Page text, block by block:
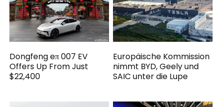
Dongfeng eπ 007 EV
Offers Up From Just
$22,400
Europäische Kommission
nimmt BYD, Geely und
SAIC unter die Lupe